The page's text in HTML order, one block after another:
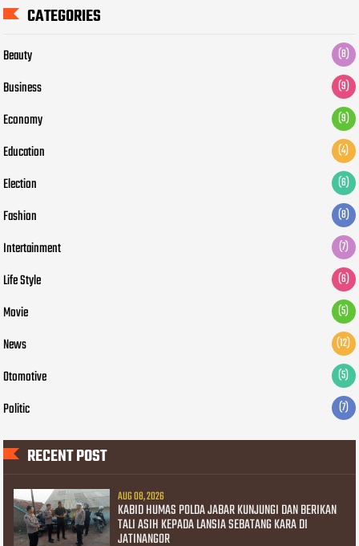
CATEGORIES
Beauty (8)
Business (9)
Economy (9)
Education (4)
Election (6)
Fashion (8)
Intertainment (7)
Life Style (6)
Movie (5)
News (12)
Otomotive (5)
Politic (7)
RECENT POST
AUG 08, 2026
KABID HUMAS POLDA JABAR KUNJUNGI DAN BERIKAN
TALI ASIH KEPADA LANSIA SEBATANG KARA DI
JATINANGOR